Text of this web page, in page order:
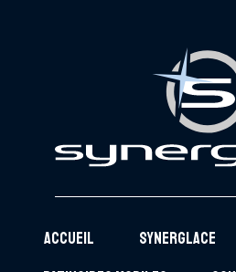
ACCUEIL SYNERGLACE